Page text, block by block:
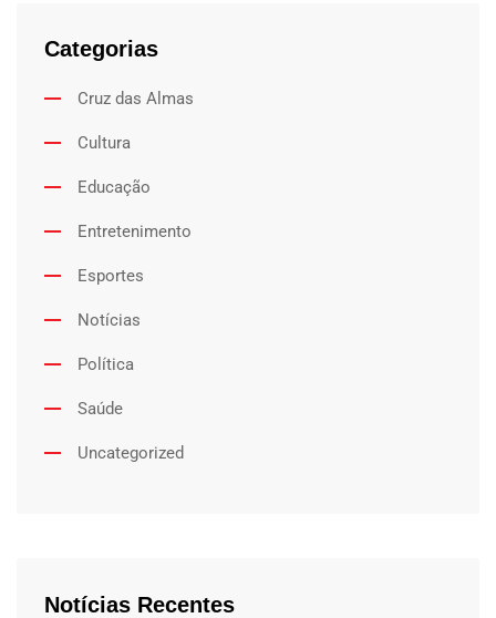
Categorias
Cruz das Almas
Cultura
Educação
Entretenimento
Esportes
Notícias
Política
Saúde
Uncategorized
Notícias Recentes